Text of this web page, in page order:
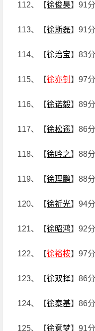
112、【徐俊昊】91分
113、【徐斯磊】91分
114、【徐治宝】83分
115、【徐亦钊 】97分
116、【徐诺毅】89分
117、【徐松遥】86分
118、【徐吟之】88分
119、【徐理鹏】88分
120、【徐祈光】94分
121、【徐昭鸿】92分
122、【徐裕桉】97分
123、【徐双择】86分
124、【徐泰基】86分
125、【徐意梦】91分